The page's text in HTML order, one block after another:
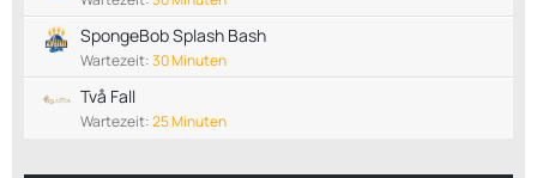
SpongeBob Splash Bash
Wartezeit:30 Minuten
Två Fall
Wartezeit:25 Minuten